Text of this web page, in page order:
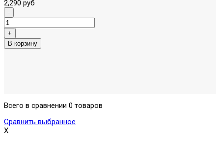
2,290 руб
Всего в сравнении 0 товаров
Сравнить выбранное
X